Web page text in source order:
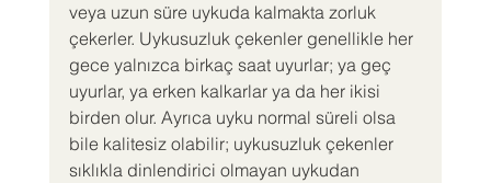
veya uzun süre uykuda kalmakta zorluk
çekerler. Uykusuzluk çekenler genellikle her
gece yalnızca birkaç saat uyurlar; ya geç
uyurlar, ya erken kalkarlar ya da her ikisi
birden olur. Ayrıca uyku normal süreli olsa
bile kalitesiz olabilir; uykusuzluk çekenler
sıklıkla dinlendirici olmayan uykudan